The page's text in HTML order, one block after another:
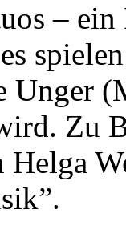
–
Unger
Zu